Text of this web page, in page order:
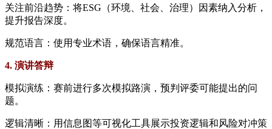
关注前沿趋势：将ESG（环境、社会、治理）因素纳入分析，
提升报告深度。
规范语言：使用专业术语，确保语言精准。
4. 演讲答辩
模拟演练：赛前进行多次模拟路演，预判评委可能提出的问
题。
逻辑清晰：用信息图等可视化工具展示投资逻辑和风险对冲策